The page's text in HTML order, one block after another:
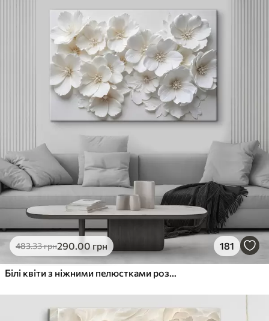
Яскраві, насичені кольори
Стійкість до вицвітання
Безпечне чорнило без запаху
Поверхня з текстурою полотна
Екологічний матеріал
.00грн
Яскраві, насичені кольори
✓ Стійкість до вицвітання
✓Безпечне чорнило без запаху
✓Поверхня з текстурою полотна
✗ Екологічний матеріал
Еко-Преміум
.00грн
✓Яскраві, насичені кольори
Поверхня з текстурою полотна
483.33грн290.00 грн 181
Білі квіти з ніжними пелюстками розташовані в красивому квітковому візерунку на світлому фоні